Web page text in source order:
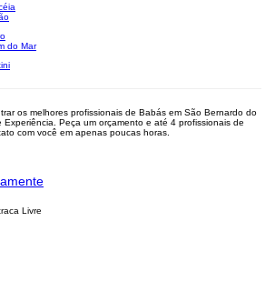
do Mar
os melhores profissionais de Babás em São Bernardo do
Experiência. Peça um orçamento e até 4 profissionais de
com você em apenas poucas horas.